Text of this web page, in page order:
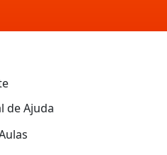
de Ajuda